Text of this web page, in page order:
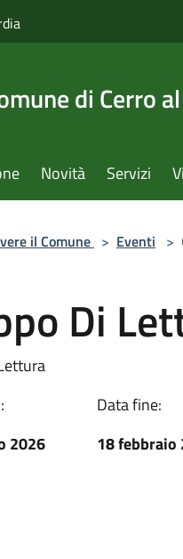
di Cerro
Novità Servizi
il Comune > Eventi >
Di
2026
Data fine:
18 febbraio